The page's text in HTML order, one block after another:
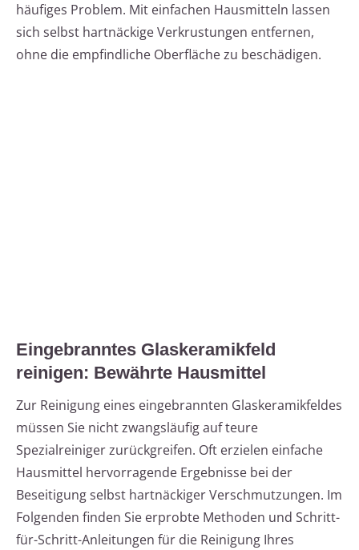
häufiges Problem. Mit einfachen Hausmitteln lassen
sich selbst hartnäckige Verkrustungen entfernen,
ohne die empfindliche Oberfläche zu beschädigen.
Eingebranntes Glaskeramikfeld
reinigen: Bewährte Hausmittel
Zur Reinigung eines eingebrannten Glaskeramikfeldes
müssen Sie nicht zwangsläufig auf teure
Spezialreiniger zurückgreifen. Oft erzielen einfache
Hausmittel hervorragende Ergebnisse bei der
Beseitigung selbst hartnäckiger Verschmutzungen. Im
Folgenden finden Sie erprobte Methoden und Schritt-
für-Schritt-Anleitungen für die Reinigung Ihres